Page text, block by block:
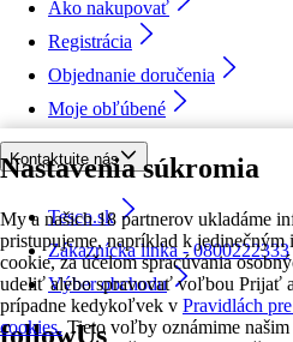
Nastavenia súkromia
My a našich 18 partnerov ukladáme
pristupujeme, napríklad k
cookie, za účelom spracúvania
udeliť alebo spravovať voľbou Prijať
prípadne kedykoľvek v Pravidlách
cookies. Tieto voľby oznámime
Ako nakupovať
Registrácia
Objednanie doručenia
Moje obľúbené
Kontaktujte nás
Tesco.sk
Zákaznícka linka - 0800222333
Výber obchodu
followUs